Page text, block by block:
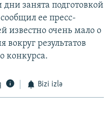
дни занята подготовкой
ее пресс-
известно очень мало о
вокруг результатов
конкурса.
Bizi izlə